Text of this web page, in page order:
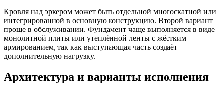
Кровля над эркером может быть отдельной многоскатной или
интегрированной в основную конструкцию. Второй вариант
проще в обслуживании. Фундамент чаще выполняется в виде
монолитной плиты или утеплённой ленты с жёстким
армированием, так как выступающая часть создаёт
дополнительную нагрузку.
Архитектура и варианты исполнения